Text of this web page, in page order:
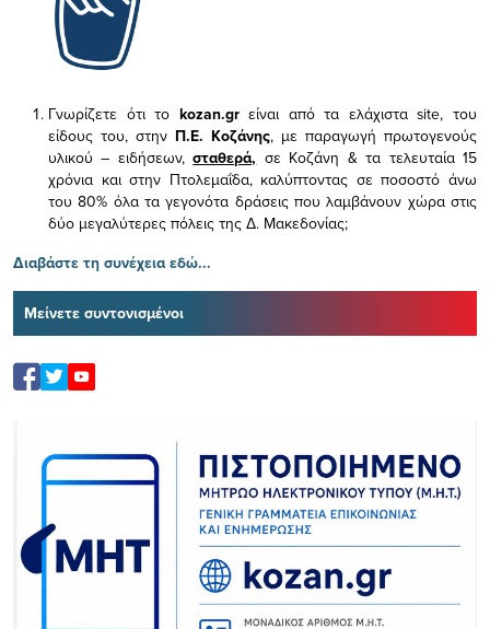
Γνωρίζετε ότι το kozan.gr είναι από τα ελάχισταsite, του
είδους του, στην Π.Ε. Κοζάνης, με παραγωγή πρωτογενούς
υλικού – ειδήσεων,σταθερά, σε Κοζάνη & τα τελευταία 15
χρόνια και στην Πτολεμαΐδα, καλύπτοντας σε ποσοστό άνω
του 80% όλα τα γεγονότα δράσεις που λαμβάνουν χώρα στις
δύο μεγαλύτερες πόλεις της Δ. Μακεδονίας;
Διαβάστε τη συνέχεια εδώ...
Μείνετε συντονισμένοι